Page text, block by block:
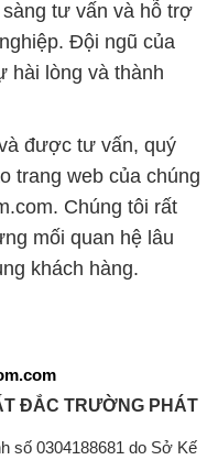
tư vấn và hỗ trợ
Đội ngũ của
hài lòng và thành
được tư vấn, quý
trang web của chúng
Chúng tôi rất
mối quan hệ lâu
khách hàng.
ĐẮC TRƯỜNG PHÁT
số 0304188681 do Sở Kế